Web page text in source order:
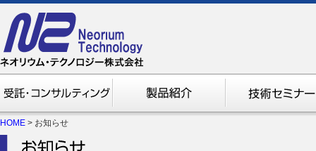
HOME > お知らせ